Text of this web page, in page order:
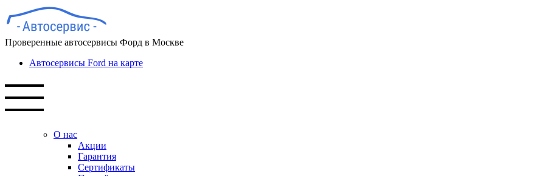
Проверенные автосервисы Форд в Москве
Автосервисы Ford на карте
О нас
Акции
Гарантия
Сертификаты